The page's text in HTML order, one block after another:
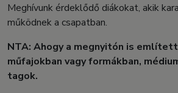
Meghívunk érdeklődő diákokat, akik
működnek a csapatban.
NTA: Ahogy a megnyitón is
műfajokban vagy formákban,
tagok.